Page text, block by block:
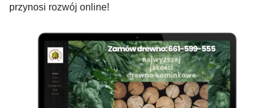
przynosi rozwój online!